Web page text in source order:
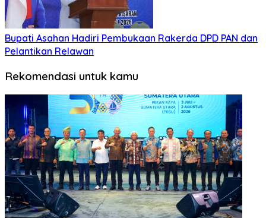
Bupati Asahan Hadiri Pembukaan Rakerda DPD PAN dan
Pelantikan Relawan
Rekomendasi untuk kamu